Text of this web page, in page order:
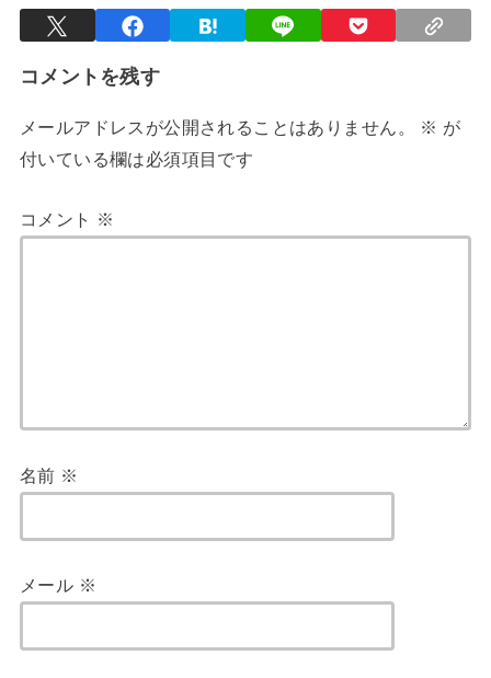
コメントを残す
メールアドレスが公開されることはありません。 ※ が
付いている欄は必須項目です
コメント ※
名前 ※
メール ※